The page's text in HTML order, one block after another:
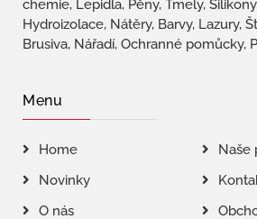
chemie, Lepidla, Pěny, Tmely,
Hydroizolace, Nátěry, Barvy, Lazury,
Brusiva, Nářadí, Ochranné pomůcky,
Menu
Home
Naše
Novinky
O nás